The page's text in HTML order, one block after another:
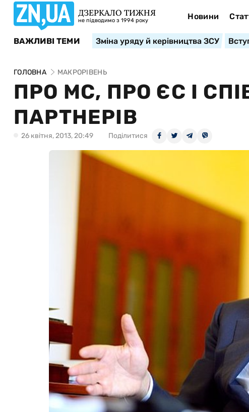
ДЗЕРКАЛО ТИЖНЯ
не підводимо з 1994 року Новини
ВАЖЛИВІ ТЕМИ Зміна уряду й керівництва ЗСУ
ГОЛОВНА МАКРОРІВЕНЬ
ПРО МС, ПРО ЄС І
ПАРТНЕРІВ
26 квiтня, 2013, 20:49 Поділитися